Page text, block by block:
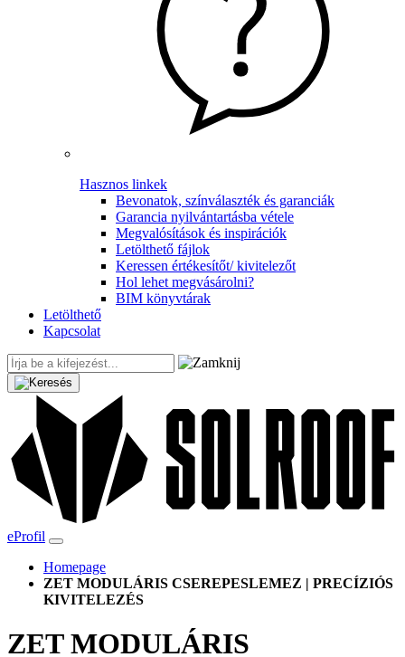
Hasznos linkek
Bevonatok, színválaszték és garanciák
Garancia nyilvántartásba vétele
Megvalósítások és inspirációk
Letölthető fájlok
Keressen értékesítőt/ kivitelezőt
Hol lehet megvásárolni?
BIM könyvtárak
Letölthető
Kapcsolat
eProfil
Homepage
ZET MODULÁRIS CSEREPESLEMEZ | PRECÍZIÓS
KIVITELEZÉS
ZET MODULÁRIS